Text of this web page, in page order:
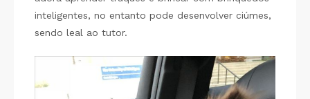
inteligentes, no entanto pode desenvolver ciúmes,
sendo leal ao tutor.